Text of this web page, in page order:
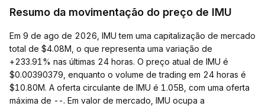
Resumo da movimentação do preço de IMU
Em 9 de ago de 2026, IMU tem uma capitalização de mercado
total de $4.08M, o que representa uma variação de
+233.91% nas últimas 24 horas. O preço atual de IMU é
$0.00390379, enquanto o volume de trading em 24 horas é
$10.80M. A oferta circulante de IMU é 1.05B, com uma oferta
máxima de --. Em valor de mercado, IMU ocupa a